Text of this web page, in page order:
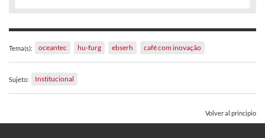
Tema(s): oceantec hu-furg ebserh café com inovação
Sujeto: Institucional
Volver al principio